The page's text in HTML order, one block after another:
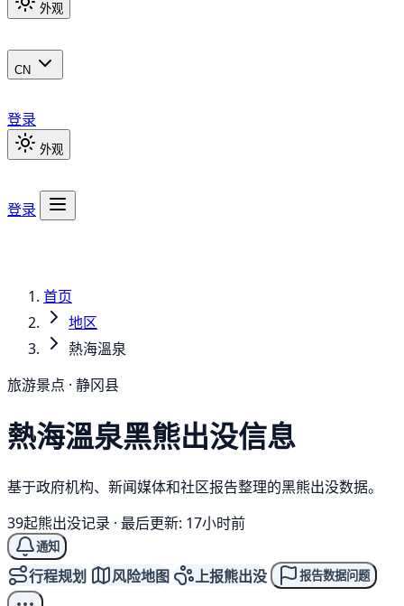
外观
CN
登录
外观
登录
首页
地区
熱海溫泉
旅游景点 · 静冈县
熱海溫泉黑熊出没信息
基于政府机构、新闻媒体和社区报告整理的黑熊出没数据。
39起熊出没记录 · 最后更新: 17小时前
通知
行程规划 风险地图 上报熊出没 报告数据问题